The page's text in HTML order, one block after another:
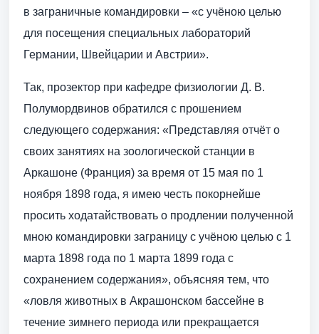
в заграничные командировки – «с учёною целью
для посещения специальных лабораторий
Германии, Швейцарии и Австрии».
Так, прозектор при кафедре физиологии Д. В.
Полумордвинов обратился с прошением
следующего содержания: «Представляя отчёт о
своих занятиях на зоологической станции в
Аркашоне (Франция) за время от 15 мая по 1
ноября 1898 года, я имею честь покорнейше
просить ходатайствовать о продлении полученной
мною командировки заграницу с учёною целью с 1
марта 1898 года по 1 марта 1899 года с
сохранением содержания», объясняя тем, что
«ловля животных в Акрашонском бассейне в
течение зимнего периода или прекращается